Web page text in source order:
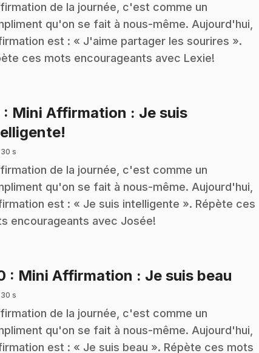
de la journée, c'est comme un
qu'on se fait à nous-même. Aujourd'hui,
est : « J'aime partager les sourires ».
ces mots encourageants avec Lexie!
: Mini Affirmation : Je suis
30 s
de la journée, c'est comme un
qu'on se fait à nous-même. Aujourd'hui,
est : « Je suis intelligente ». Répète ces
encourageants avec Josée!
: Mini Affirmation : Je suis beau
30 s
de la journée, c'est comme un
qu'on se fait à nous-même. Aujourd'hui,
est : « Je suis beau ». Répète ces mots